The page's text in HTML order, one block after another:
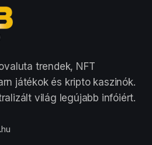
trendek, NFT
játékok és kripto kaszinók.
világ legújabb infóiért.